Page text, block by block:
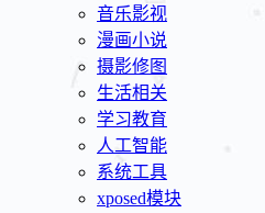
音乐影视
漫画小说
摄影修图
生活相关
学习教育
人工智能
系统工具
xposed模块